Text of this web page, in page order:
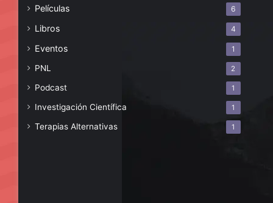
Películas 6
Libros 4
Eventos 1
PNL 2
Podcast 1
Investigación Científica 1
Terapias Alternativas 1